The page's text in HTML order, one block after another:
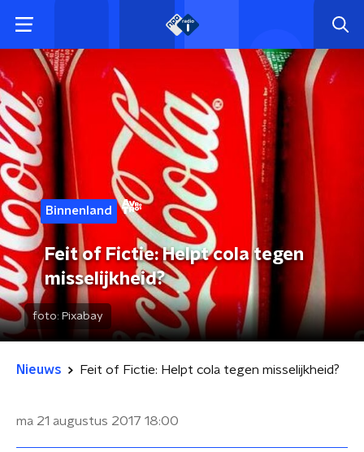
Binnenland
Feit of Fictie: Helpt cola tegen
misselijkheid?
foto: Pixabay
Nieuws Feit of Fictie: Helpt cola tegen misselijkheid?
ma 21 augustus 2017 18:00